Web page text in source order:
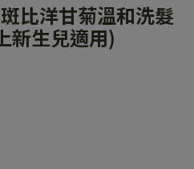
比洋甘菊溫和洗髮
新生兒適用)